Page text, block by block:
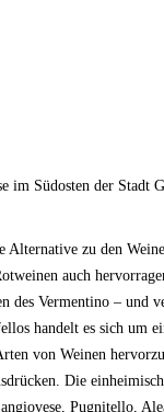
im Südosten der Stadt
Alternative zu den
auch
des Vermentino – und
handelt es sich um
von Weinen
Die
Pugnitello,